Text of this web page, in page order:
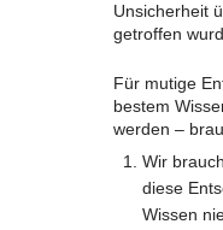
Unsicherheit
getroffen
Für mutige
bestem
werden –
Wir
diese
Wissen